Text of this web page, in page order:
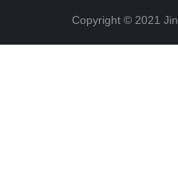
Copyright © 2021